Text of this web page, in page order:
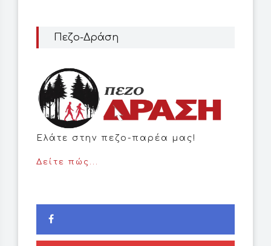
Πεζο-Δράση
Ελάτε στην πεζο-παρέα μας!
Δείτε πώς...